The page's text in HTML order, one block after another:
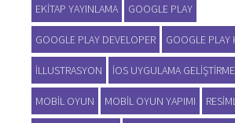
EKITAP YAYINLAMA GOOGLE PLAY
GOOGLE PLAY DEVELOPER GOOGLE PLAY
ILLUSTRASYON IOS UYGULAMA GELIŞTIRME
MOBIL OYUN MOBIL OYUN YAPIMI